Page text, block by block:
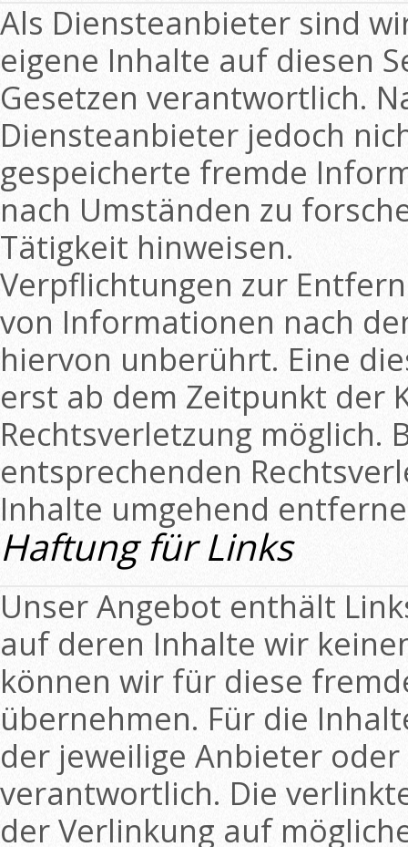
Als Diensteanbieter sind
eigene Inhalte auf diesen
Gesetzen verantwortlich.
Diensteanbieter jedoch
gespeicherte fremde
nach Umständen zu
Tätigkeit hinweisen.
Verpflichtungen zur
von Informationen nach
hiervon unberührt. Eine
erst ab dem Zeitpunkt der
Rechtsverletzung möglich.
entsprechenden
Inhalte umgehend
Haftung für Links
Unser Angebot enthält
auf deren Inhalte wir
können wir für diese
übernehmen. Für die
der jeweilige Anbieter
verantwortlich. Die
der Verlinkung auf